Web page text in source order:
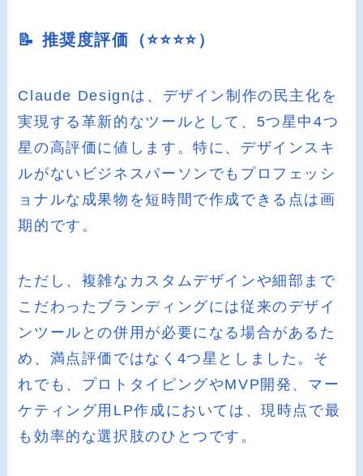
📝 推奨度評価（⭐️⭐️⭐️⭐️）
Claude Designは、デザイン制作の民主化を
実現する革新的なツールとして、5つ星中4つ
星の高評価に値します。特に、デザインスキ
ルがないビジネスパーソンでもプロフェッシ
ョナルな成果物を短時間で作成できる点は画
期的です。
ただし、複雑なカスタムデザインや細部まで
こだわったブランディングには従来のデザイ
ンツールとの併用が必要になる場合があるた
め、満点評価ではなく4つ星としました。そ
れでも、プロトタイピングやMVP開発、マー
ケティング用LP作成においては、現時点で最
も効率的な選択肢のひとつです。